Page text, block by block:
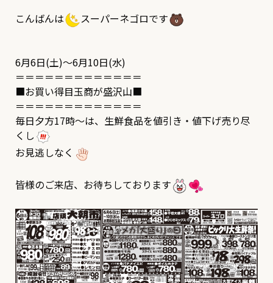
こんばんは
スーパーネゴロです
6月6日(土)～6月10日(水)
＝＝＝＝＝＝＝＝＝＝＝＝＝
■お買い得目玉商が盛沢山■
＝＝＝＝＝＝＝＝＝＝＝＝＝
毎日夕方17時～は、生鮮食品を値引き・値下げ売り尽
くし
お見逃しなく
皆様のご来店、お待ちしております